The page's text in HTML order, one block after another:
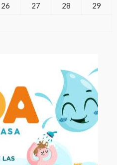
26 27 28
29